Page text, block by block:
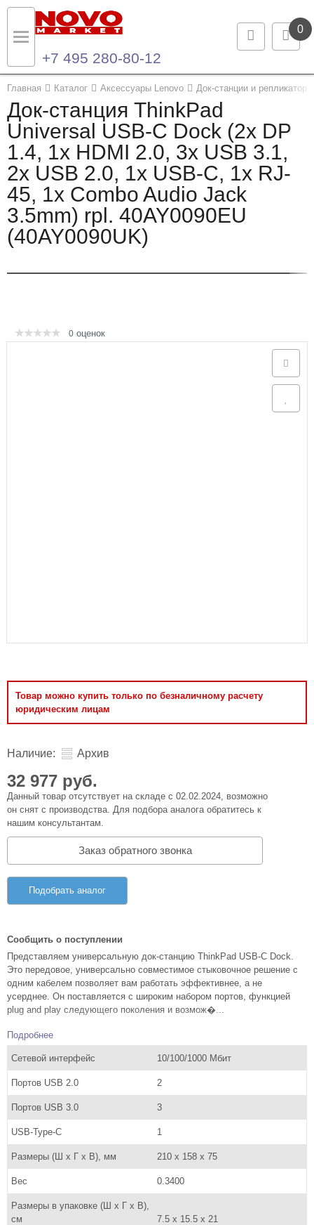
0
+7 495 280-80-12
Главная Каталог Аксессуары Lenovo Док-станции и
Док-станция ThinkPad
Universal USB-C Dock (2x DP
1.4, 1x HDMI 2.0, 3x USB 3.1,
2x USB 2.0, 1x USB-C, 1x RJ-
45, 1x Combo Audio Jack
3.5mm) rpl. 40AY0090EU
(40AY0090UK)
Товар можно купить только по безналичному расчету
юридическим лицам
0 оценок
Наличие: Архив
32 977 руб.
Данный товар отсутствует на складе с 02.02.2024, возможно
он снят с производства. Для подбора аналога обратитесь к
нашим консультантам.
Заказ обратного звонка
Подобрать аналог
Сообщить о поступлении
Представляем универсальную док-станцию ​​ThinkPad USB-C Dock.
Это передовое, универсально совместимое стыковочное решение с
одним кабелем позволяет вам работать эффективнее, а не
усерднее. Он поставляется с широким набором портов, функцией
plug and play следующего поколения и возмож�...
Подробнее
Сетевой интерфейс 10/100/1000 Mбит
Портов USB 2.0 2
Портов USB 3.0 3
USB-Type-C 1
Размеры (Ш x Г x В), мм 210 x 158 x 75
Вес 0.3400
Размеры в упаковке (Ш x Г x В),
см
7.5 x 15.5 x 21
Назад
Каталог продукции
Ноутбуки и ультрабуки
Компьютеры
Моноблоки
Серверы и СХД
Аксессуары
Назад
Контакты
Контактная информация